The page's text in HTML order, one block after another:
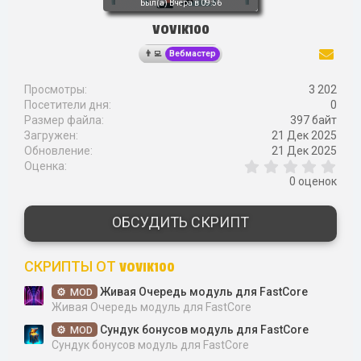
Был(а)Вчера в 09:56
VOVIK100
Вебмастер
Просмотры
3 202
Посетители дня
0
Размер файла
397 байт
Загружен
21 Дек 2025
Обновление
21 Дек 2025
Оценка
,
з
в
0 оценок
ОБСУДИТЬ СКРИПТ
СКРИПТЫ ОТ VOVIK100
MOD
Живая Очередь модуль для FastCore
Живая Очередь модуль для FastCore
MOD
Сундук бонусов модуль для FastCore
Сундук бонусов модуль для FastCore